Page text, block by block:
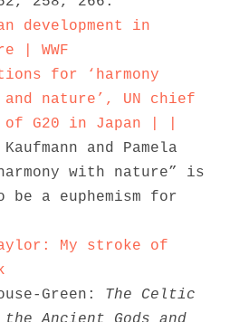
development in
| WWF
for ‘harmony
and nature’, UN chief
G20 in Japan | |
and Pamela
with nature” is
a euphemism for
My stroke of
Green:
The Celtic